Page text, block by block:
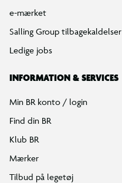
e-mærket
Salling Group tilbagekaldelser
Ledige jobs
INFORMATION & SERVICES
Min BR konto / login
Find din BR
Klub BR
Mærker
Tilbud på legetøj